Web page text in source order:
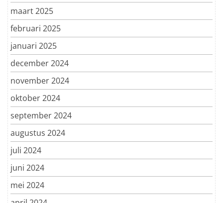
maart 2025
februari 2025
januari 2025
december 2024
november 2024
oktober 2024
september 2024
augustus 2024
juli 2024
juni 2024
mei 2024